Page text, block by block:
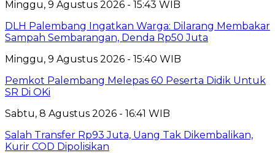
Minggu, 9 Agustus 2026 - 15:43 WIB
DLH Palembang Ingatkan Warga: Dilarang Membakar
Sampah Sembarangan, Denda Rp50 Juta
Minggu, 9 Agustus 2026 - 15:40 WIB
Pemkot Palembang Melepas 60 Peserta Didik Untuk
SR Di OKi
Sabtu, 8 Agustus 2026 - 16:41 WIB
Salah Transfer Rp93 Juta, Uang Tak Dikembalikan,
Kurir COD Dipolisikan